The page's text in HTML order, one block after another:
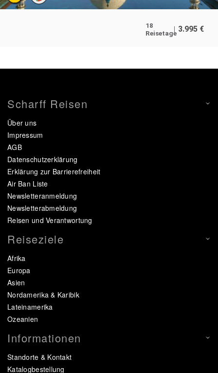
18
Reisetage 3.995 €
Scharff Reisen
Über uns
Impressum
AGB
Datenschutzerklärung
Erklärung zur Barrierefreiheit
Air Ban Liste
Newsletteranmeldung
Newsletterabmeldung
Reisen und Verantwortung
Reiseziele
Afrika
Europa
Asien
Nordamerika & Karibik
Lateinamerika
Ozeanien
Informationen
Standorte & Kontakt
Katalogbestellung